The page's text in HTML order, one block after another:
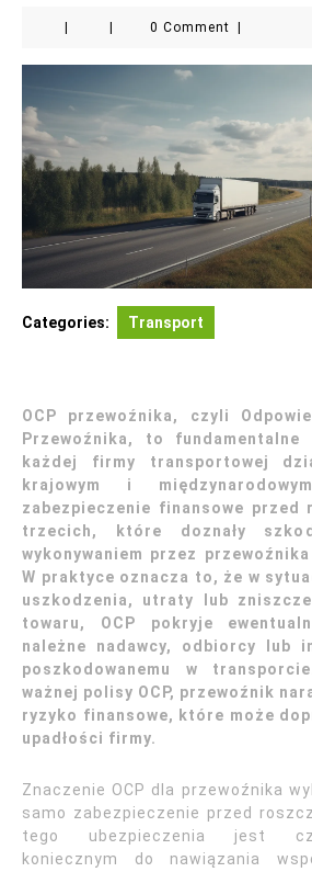
0 Comment
Categories: Transport
OCP przewoźnika, czyli
Przewoźnika, to fundamentalne
każdej firmy transportowej
krajowym i
zabezpieczenie finansowe przed
trzecich, które doznały
wykonywaniem przez
W praktyce oznacza to, że w
uszkodzenia, utraty lub
towaru, OCP pokryje
należne nadawcy, odbiorcy lub
poszkodowanemu w
ważnej polisy OCP, przewoźnik
ryzyko finansowe, które może
upadłości firmy.
Znaczenie OCP dla przewoźnika
samo zabezpieczenie przed
tego ubezpieczenia jest
koniecznym do nawiązania